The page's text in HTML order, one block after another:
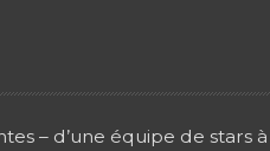
– d’une équipe de stars à